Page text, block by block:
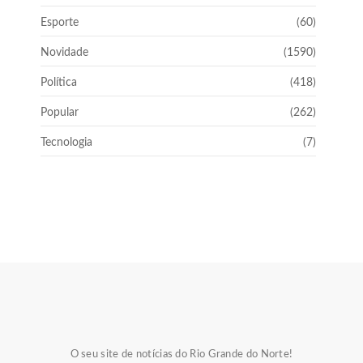
Esporte (60)
Novidade (1590)
Política (418)
Popular (262)
Tecnologia (7)
O seu site de notícias do Rio Grande do Norte!